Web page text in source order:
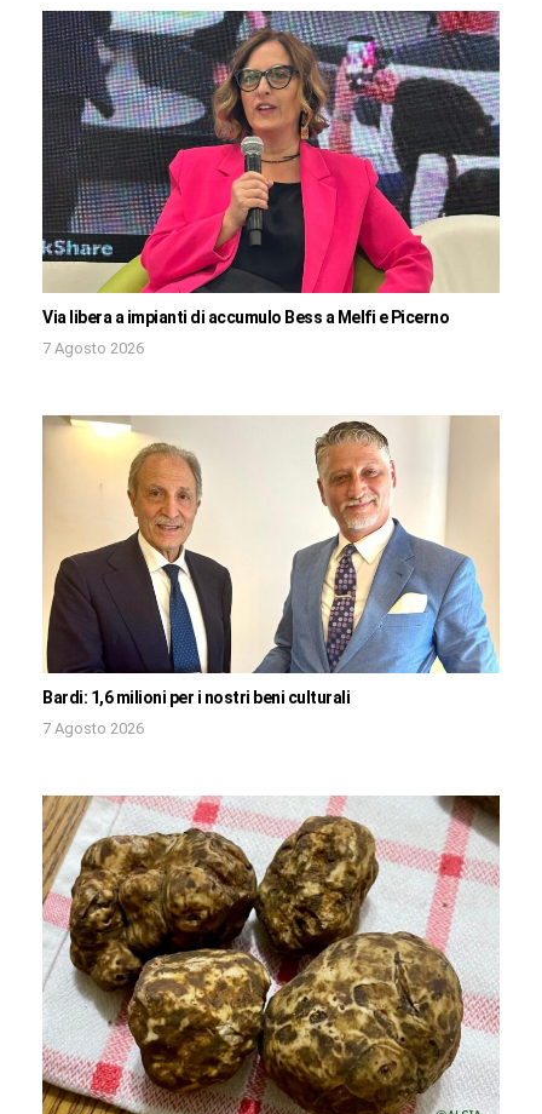
Via libera a impianti di accumulo Bess a Melfi e Picerno
7 Agosto 2026
Bardi: 1,6 milioni per i nostri beni culturali
7 Agosto 2026